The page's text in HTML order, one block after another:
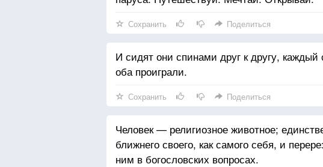
Сохранить Поделиться
И сидят они спинами друг к другу,
оба проиграли.
Сохранить Поделиться
Человек — религиозное животное;
ближнего своего, как самого себя, и
ним в богословских вопросах.